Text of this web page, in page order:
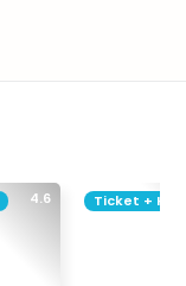
4.6 Ticket +